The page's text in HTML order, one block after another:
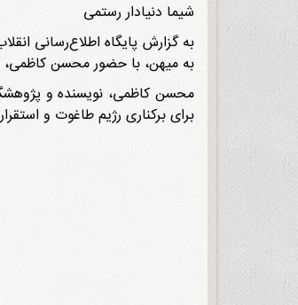
شیما دنیادار رستمی
به میهن، با حضور محسن کاظمی،
برای برکناری رژیم طاغوت و